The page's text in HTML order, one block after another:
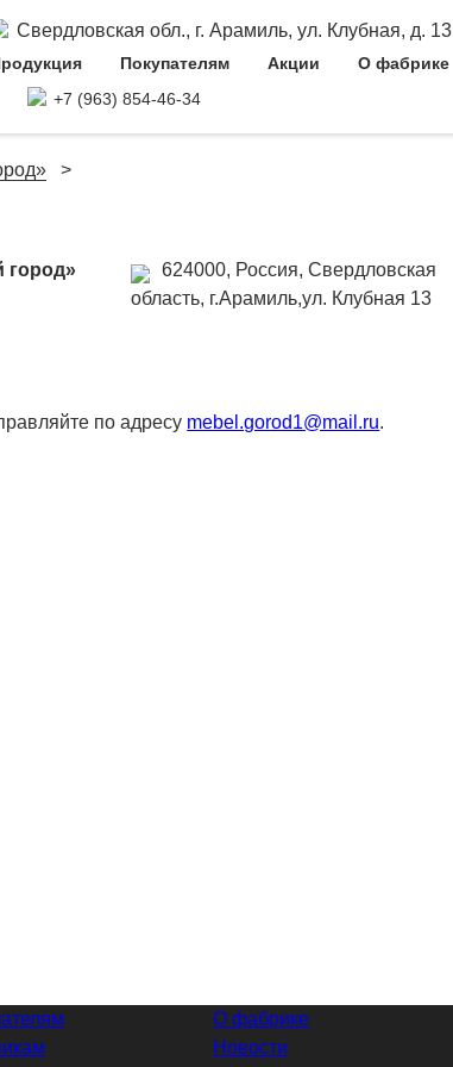
Свердловская обл., г. Арамиль, ул. Клубная, д. 13
Покупателям Акции О фабрике
+7 (963) 854-46-34
город»
624000, Россия, Свердловская
область, г.Арамиль,ул. Клубная 13
по адресу mebel.gorod1@mail.ru.
О фабрике
Новости